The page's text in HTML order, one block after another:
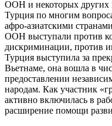
ООН и некоторых других
Турция по многим
афро-азиатскими
ООН выступали против
дискриминации, против
Турция выступила за
Вьетнаме, она вошла в
предоставлении
народам. Как участник
активно включилась в
расширение помощи